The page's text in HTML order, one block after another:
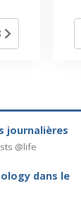
journalières
@life
dans le